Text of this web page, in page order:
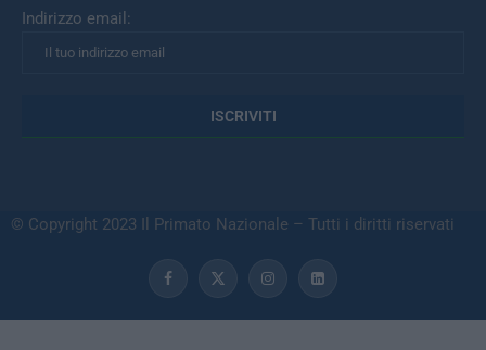
Indirizzo email:
© Copyright 2023 Il Primato Nazionale – Tutti i diritti riservati